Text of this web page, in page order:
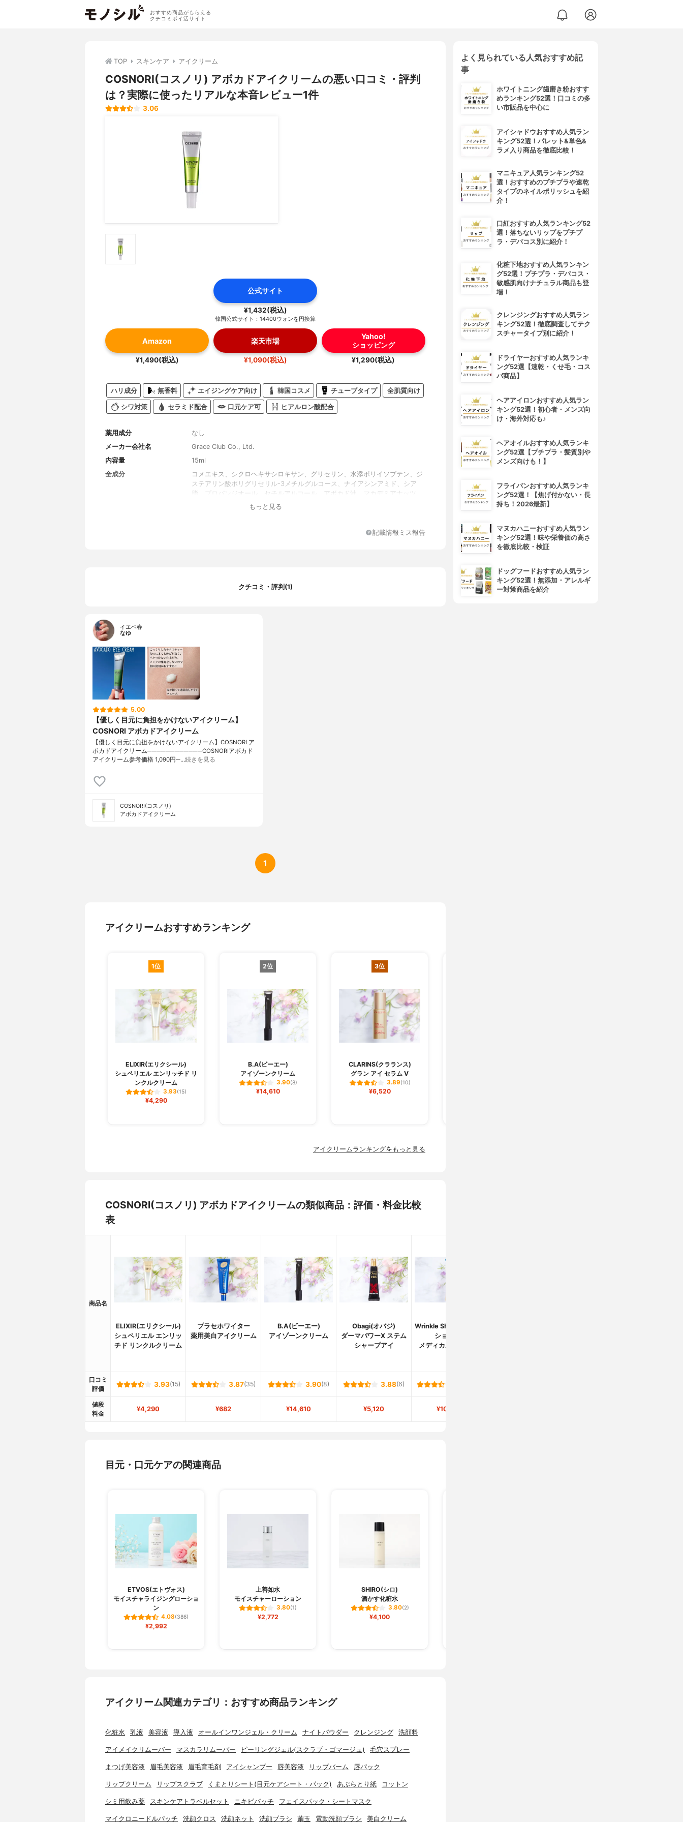
おすすめ商品がもらえる
クチコミポイ活サイト
TOP スキンケア アイクリーム
COSNORI(コスノリ) アボカドアイクリームの悪い口コミ・評判
は？実際に使ったリアルな本音レビュー1件
3.06
公式サイト
¥1,432(税込)
韓国公式サイト：14400ウォンを円換算
Amazon
¥1,490(税込)
楽天市場
¥1,090(税込)
Yahoo!
ショッピング
¥1,290(税込)
ハリ成分 無香料 エイジングケア向け 韓国コスメ チューブタイプ 全肌質向け
シワ対策 セラミド配合 口元ケア可 ヒアルロン酸配合
薬用成分
なし
メーカー会社名
Grace Club Co., Ltd.
内容量
15ml
全成分
コメエキス、シクロヘキサシロキサン、グリセリン、水添ポリイソブテン、ジ
ステアリン酸ポリグリセリル-3メチルグルコース、ナイアシンアミド、シア
脂、プロパンジオール、セチルアルコール、アボカド油、マカデミアナッツ
油、マコンブエキス、タカサブロウ葉エキス、ツボクサエキ スイチジク果実エ
ルコール、ラウリン酸ポリグリセリル-10, (ジメチコン/ビニルジメチコン)クロ
ストリン、ダイマージリノール酸(フィトステリル/イソ ステアリル/セチル/ス
もっと見る
記載情報ミス報告
クチコミ・評判(1)
イエベ春
なゆ
5.00
【優しく目元に負担をかけないアイクリーム】
COSNORI アボカドアイクリーム
【優しく目元に負担をかけないアイクリーム】COSNORI ア
ボカドアイクリーム────────────COSNORIアボカド
アイクリーム参考価格 1,090円─…続きを見る
COSNORI(コスノリ)
アボカドアイクリーム
1
アイクリームおすすめランキング
1位
ELIXIR(エリクシール)
シュペリエル エンリッチド リ
ンクルクリーム
3.93(15)
¥4,290
2位
B.A(ビーエー)
アイゾーンクリーム
3.90(8)
¥14,610
3位
CLARINS(クラランス)
グラン アイ セラム V
3.89(10)
¥6,520
アイクリームランキングをもっと見る
COSNORI(コスノリ) アボカドアイクリームの類似商品：評価・料金比較
表
商品名
ELIXIR(エリクシール)
シュペリエル エンリッ
チド リンクルクリーム
プラセホワイター
薬用美白アイクリーム
B.A(ビーエー)
アイゾーンクリーム
Obagi(オバジ)
ダーマパワーX ステム
シャープアイ
Wrinkle Shot(リンクル
ショット)
メディカル セラム N
口コミ
評価
3.93(15) 3.87(35) 3.90(8) 3.88(6)
値段
料金
¥4,290 ¥682 ¥14,610 ¥5,120 ¥10,810
目元・口元ケアの関連商品
ETVOS(エトヴォス)
モイスチャライジングローショ
ン
4.08(386)
¥2,992
上善如水
モイスチャーローション
3.80(1)
¥2,772
SHIRO(シロ)
酒かす化粧水
3.80(2)
¥4,100
アイクリーム関連カテゴリ：おすすめ商品ランキング
化粧水 乳液 美容液 導入液 オールインワンジェル・クリーム ナイトパウダー クレンジング 洗顔料
アイメイクリムーバー マスカラリムーバー ピーリングジェル(スクラブ・ゴマージュ) 毛穴スプレー
まつげ美容液 眉毛美容液 眉毛育毛剤 アイシャンプー 唇美容液 リップバーム 唇パック
リップクリーム リップスクラブ くまとりシート(目元ケアシート・パック) あぶらとり紙 コットン
シミ用飲み薬 スキンケアトラベルセット ニキビパッチ フェイスパック・シートマスク
マイクロニードルパッチ 洗顔クロス 洗顔ネット 洗顔ブラシ 繭玉 電動洗顔ブラシ 美白クリーム
よく見られている人気おすすめ記
事
ホワイトニング歯磨き粉おすす
めランキング52選！口コミの多
い市販品を中心に
アイシャドウおすすめ人気ラン
キング52選！パレット&単色&
ラメ入り商品を徹底比較！
マニキュア人気ランキング52
選！おすすめのプチプラや速乾
タイプのネイルポリッシュを紹
介！
口紅おすすめ人気ランキング52
選！落ちないリップをプチプ
ラ・デパコス別に紹介！
化粧下地おすすめ人気ランキン
グ52選！プチプラ・デパコス・
敏感肌向けナチュラル商品も登
場！
クレンジングおすすめ人気ラン
キング52選！徹底調査してテク
スチャータイプ別に紹介！
ドライヤーおすすめ人気ランキ
ング52選【速乾・くせ毛・コス
パ商品】
ヘアアイロンおすすめ人気ラン
キング52選！初心者・メンズ向
け・海外対応も♪
ヘアオイルおすすめ人気ランキ
ング52選【プチプラ・髪質別や
メンズ向けも！】
フライパンおすすめ人気ランキ
ング52選！【焦げ付かない・長
持ち！2026最新】
マヌカハニーおすすめ人気ラン
キング52選！味や栄養価の高さ
を徹底比較・検証
ドッグフードおすすめ人気ラン
キング52選！無添加・アレルギ
ー対策商品を紹介